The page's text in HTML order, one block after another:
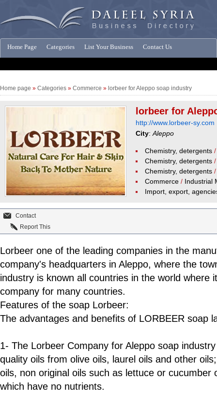
Home Page Categories List Your Business Contact Us
Home page » Categories » Commerce » lorbeer for Aleppo soap industry
lorbeer for
http://www.lorbeer-sy.com
City: Aleppo
Chemistry, detergents
Chemistry, detergents
Chemistry, detergents
Commerce / Industrial
Import, export,
Contact
Report This
Lorbeer one of the leading companies in the
company's headquarters in Aleppo, where the
industry is known all countries in the world where
company for many countries.
Features of the soap Lorbeer:
The advantages and benefits of LORBEER soap
1- The Lorbeer Company for Aleppo soap
quality oils from olive oils, laurel oils and other
oils, non original oils such as lettuce or cucumber
which have no nutrients.